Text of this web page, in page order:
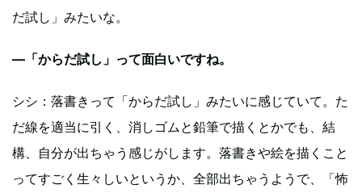
だ試し」みたいな。
—「からだ試し」って面白いですね。
シシ：落書きって「からだ試し」みたいに感じていて。た
だ線を適当に引く、消しゴムと鉛筆で描くとかでも、結
構、自分が出ちゃう感じがします。落書きや絵を描くこと
ってすごく生々しいというか、全部出ちゃうようで、「怖